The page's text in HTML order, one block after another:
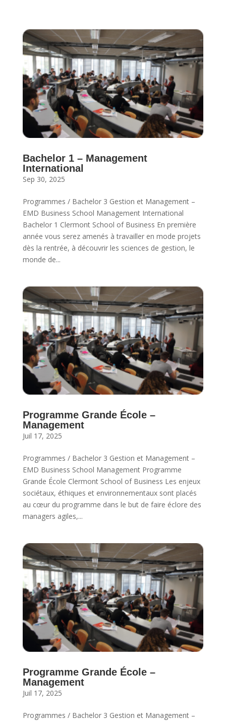
Bachelor 1 – Management
International
Sep 30, 2025
Programmes / Bachelor 3 Gestion et Management –
EMD Business School Management International
Bachelor 1 Clermont School of Business En première
année vous serez amenés à travailler en mode projets
dès la rentrée, à découvrir les sciences de gestion, le
monde de...
Programme Grande École –
Management
Juil 17, 2025
Programmes / Bachelor 3 Gestion et Management –
EMD Business School Management Programme
Grande École Clermont School of Business Les enjeux
sociétaux, éthiques et environnementaux sont placés
au cœur du programme dans le but de faire éclore des
managers agiles,...
Programme Grande École –
Management
Juil 17, 2025
Programmes / Bachelor 3 Gestion et Management –